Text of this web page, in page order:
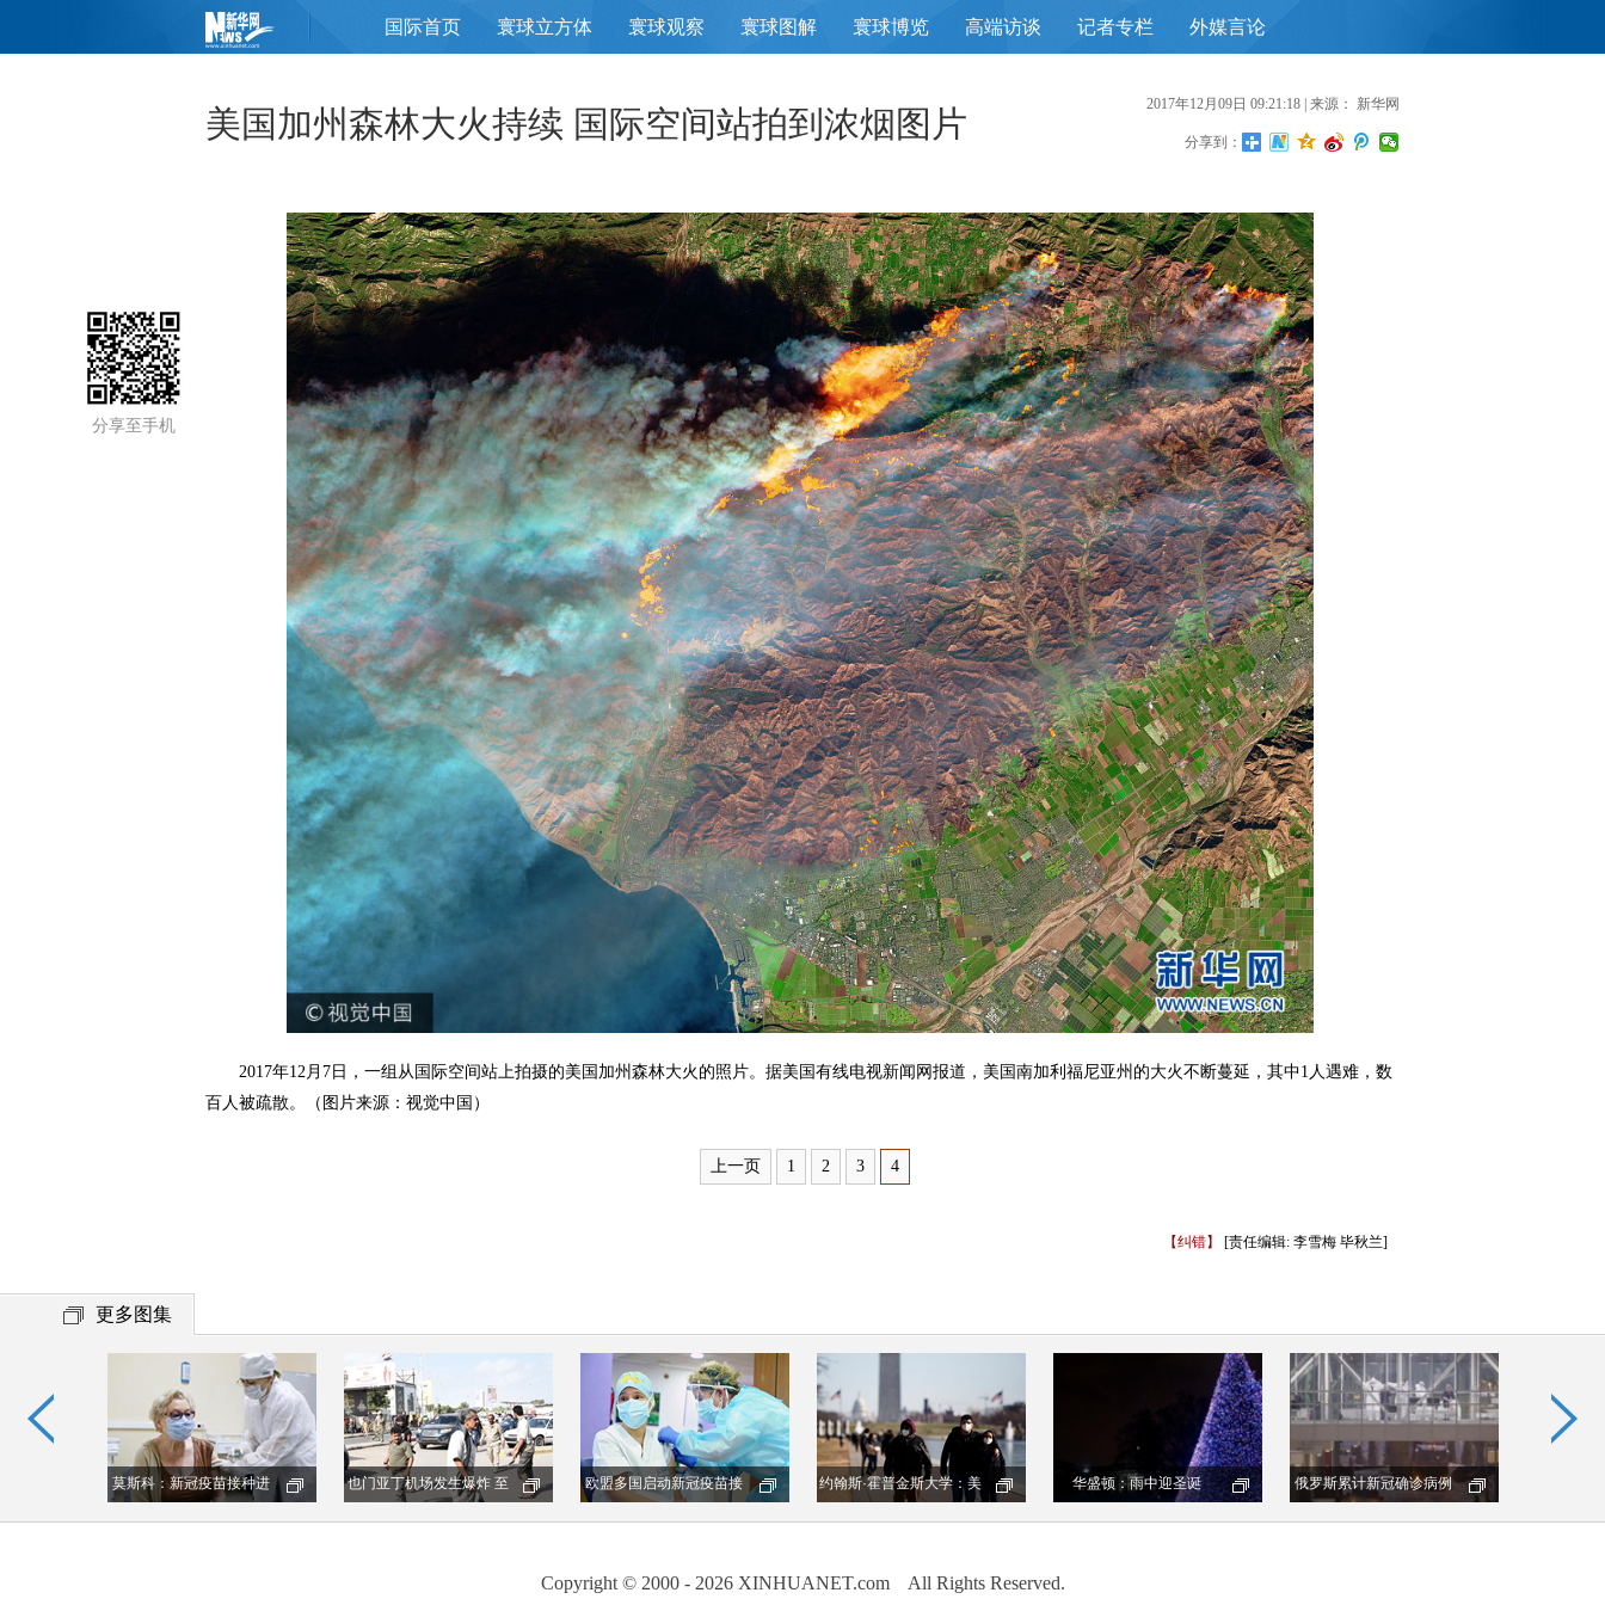
国际首页 寰球立方体 寰球观察 寰球图解 寰球博览 高端访谈 记者专栏 外媒言论
分享至手机
美国加州森林大火持续 国际空间站拍到浓烟图片 2017年12月09日 09:21:18 | 来源： 新华网
分享到：
2017年12月7日，一组从国际空间站上拍摄的美国加州森林大火的照片。据美国有线电视新闻网报道，美国南加利福尼亚州的大火不断蔓延，其中1人遇难，数
百人被疏散。（图片来源：视觉中国）
上一页 1 2 3 4
【纠错】 [责任编辑: 李雪梅 毕秋兰]
Copyright © 2000 - 2026 XINHUANET.com All Rights Reserved.